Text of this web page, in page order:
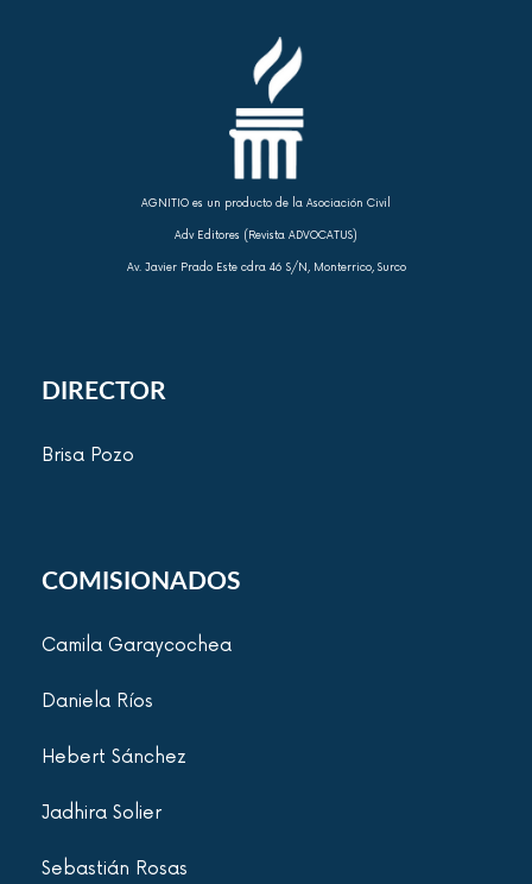
AGNITIO es un producto de la Asociación Civil
Adv Editores (Revista ADVOCATUS)
Av. Javier Prado Este cdra 46 S/N, Monterrico, Surco
DIRECTOR
Brisa Pozo
COMISIONADOS
Camila Garaycochea
Daniela Ríos
Hebert Sánchez
Jadhira Solier
Sebastián Rosas